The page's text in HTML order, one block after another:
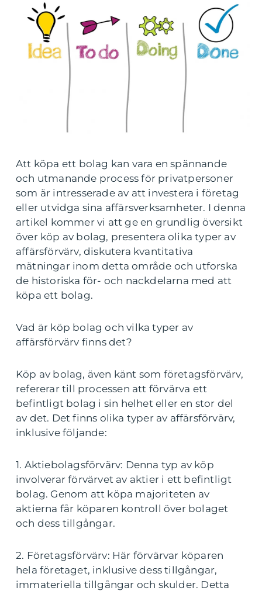
Att köpa ett bolag kan vara en spännande
och utmanande process för privatpersoner
som är intresserade av att investera i företag
eller utvidga sina affärsverksamheter. I denna
artikel kommer vi att ge en grundlig översikt
över köp av bolag, presentera olika typer av
affärsförvärv, diskutera kvantitativa
mätningar inom detta område och utforska
de historiska för- och nackdelarna med att
köpa ett bolag.
Vad är köp bolag och vilka typer av
affärsförvärv finns det?
Köp av bolag, även känt som företagsförvärv,
refererar till processen att förvärva ett
befintligt bolag i sin helhet eller en stor del
av det. Det finns olika typer av affärsförvärv,
inklusive följande:
1. Aktiebolagsförvärv: Denna typ av köp
involverar förvärvet av aktier i ett befintligt
bolag. Genom att köpa majoriteten av
aktierna får köparen kontroll över bolaget
och dess tillgångar.
2. Företagsförvärv: Här förvärvar köparen
hela företaget, inklusive dess tillgångar,
immateriella tillgångar och skulder. Detta